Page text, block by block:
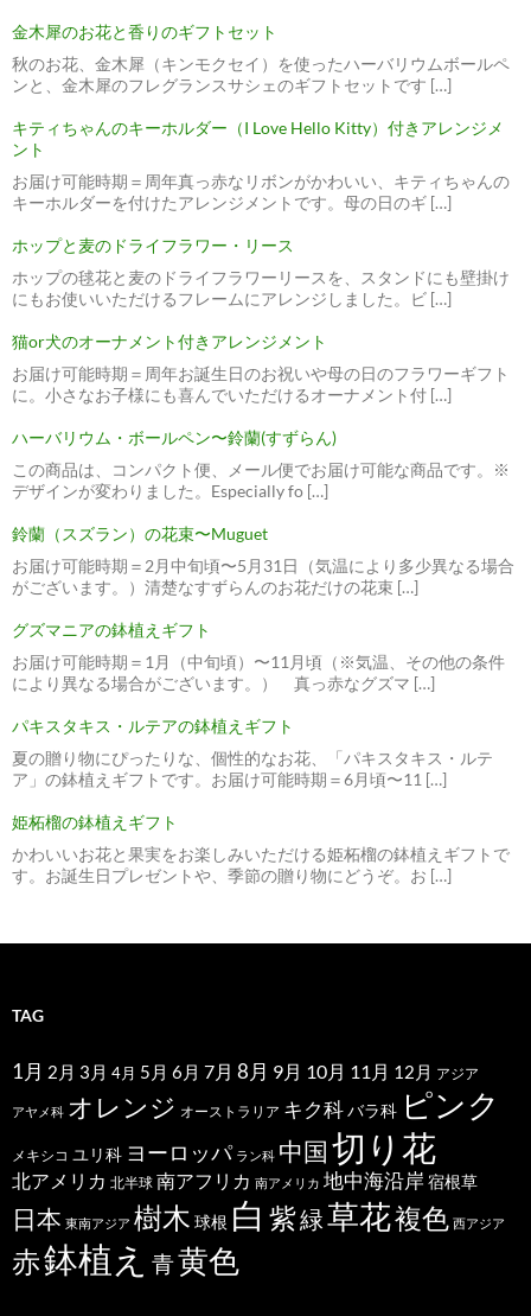
金木犀のお花と香りのギフトセット
秋のお花、金木犀（キンモクセイ）を使ったハーバリウムボールペ
ンと、金木犀のフレグランスサシェのギフトセットです […]
キティちゃんのキーホルダー（I Love Hello Kitty）付きアレンジメ
ント
お届け可能時期＝周年真っ赤なリボンがかわいい、キティちゃんの
キーホルダーを付けたアレンジメントです。母の日のギ […]
ホップと麦のドライフラワー・リース
ホップの毬花と麦のドライフラワーリースを、スタンドにも壁掛け
にもお使いいただけるフレームにアレンジしました。ビ […]
猫or犬のオーナメント付きアレンジメント
お届け可能時期＝周年お誕生日のお祝いや母の日のフラワーギフト
に。小さなお子様にも喜んでいただけるオーナメント付 […]
ハーバリウム・ボールペン〜鈴蘭(すずらん)
この商品は、コンパクト便、メール便でお届け可能な商品です。※
デザインが変わりました。Especially fo […]
鈴蘭（スズラン）の花束〜Muguet
お届け可能時期＝2月中旬頃〜5月31日（気温により多少異なる場合
がございます。）清楚なすずらんのお花だけの花束 […]
グズマニアの鉢植えギフト
お届け可能時期＝1月（中旬頃）〜11月頃（※気温、その他の条件
により異なる場合がございます。） 真っ赤なグズマ […]
パキスタキス・ルテアの鉢植えギフト
夏の贈り物にぴったりな、個性的なお花、「パキスタキス・ルテ
ア」の鉢植えギフトです。お届け可能時期＝6月頃〜11 […]
姫柘榴の鉢植えギフト
かわいいお花と果実をお楽しみいただける姫柘榴の鉢植えギフトで
す。お誕生日プレゼントや、季節の贈り物にどうぞ。お […]
TAG
1月 2月 3月 4月 5月 6月 7月 8月 9月 10月 11月 12月 アジア
アヤメ科 オレンジ オーストラリア キク科バラ科 ピンク
メキシコ ユリ科 ヨーロッパ ラン科 中国切り花
北アメリカ 北半球 南アフリカ 南アメリカ 地中海沿岸 宿根草
日本 東南アジア 樹木 球根 白 紫緑草花複色 西アジア
赤鉢植え 青黄色